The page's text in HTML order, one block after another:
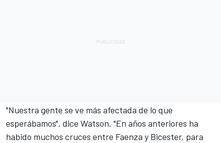
"Nuestra gente se ve más afectada de lo que
esperábamos", dice Watson. "En años anteriores ha
habido muchos cruces entre Faenza y Bicester, para